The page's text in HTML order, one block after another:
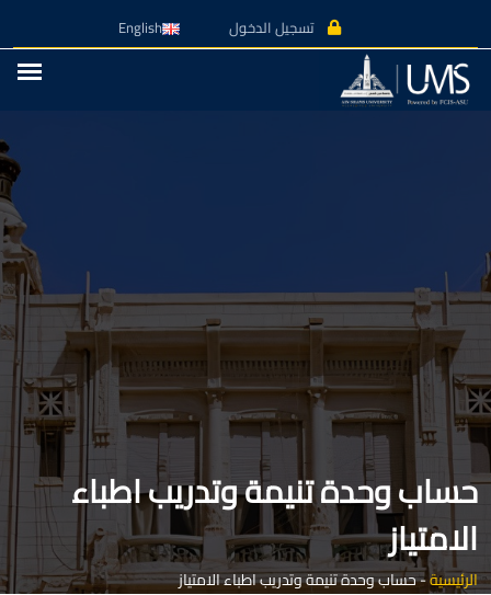
تسجيل الدخول English
حساب وحدة تنيمة وتدريب اطباء
الامتياز
الرئيسية-حساب وحدة تنيمة وتدريب اطباء الامتياز